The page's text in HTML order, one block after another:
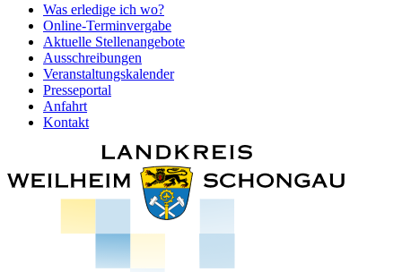
Was erledige ich wo?
Online-Terminvergabe
Aktuelle Stellenangebote
Ausschreibungen
Veranstaltungskalender
Presseportal
Anfahrt
Kontakt